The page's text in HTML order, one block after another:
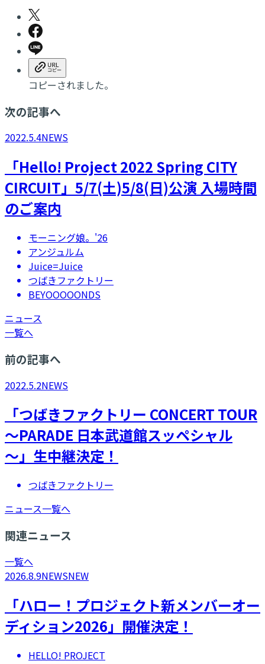
コピーされました。
次の記事へ
2022.5.4NEWS
「Hello! Project 2022 Spring CITY
CIRCUIT」5/7(土)5/8(日)公演 入場時間
のご案内
モーニング娘。'26
アンジュルム
Juice=Juice
つばきファクトリー
BEYOOOOONDS
ニュース
一覧へ
前の記事へ
2022.5.2NEWS
「つばきファクトリー CONCERT TOUR
～PARADE 日本武道館スッペシャル
～」生中継決定！
つばきファクトリー
ニュース一覧へ
関連ニュース
一覧へ
2026.8.9NEWSNEW
「ハロー！プロジェクト新メンバーオー
ディション2026」開催決定！
HELLO! PROJECT